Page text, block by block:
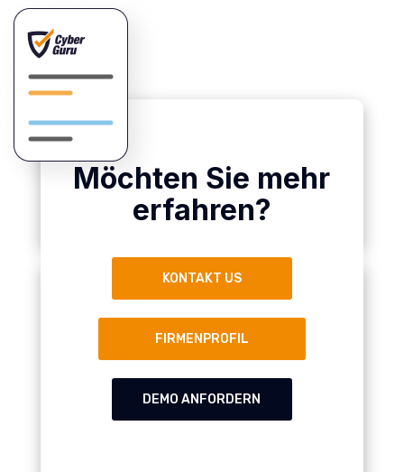
Möchten Sie mehr
erfahren?
KONTAKT US
FIRMENPROFIL
DEMO ANFORDERN